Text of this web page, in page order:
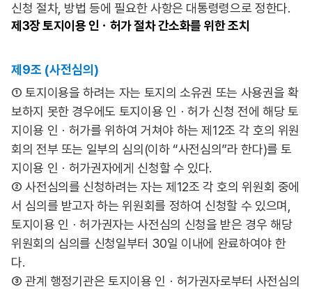
신청 절차, 방법 등에 필요한 사항은 대통령령으로 정한다.
제3장토지이용 인ㆍ허가 절차 간소화를 위한 조치
제9조 (사전심의)
① 토지이용을 하려는 자는 토지의 소유권 또는 사용권을 확
보하지 못한 경우에도 토지이용 인ㆍ허가 신청 전에 해당 토
지이용 인ㆍ허가를 위하여 거쳐야 하는 제12조 각 호의 위원
회의 전부 또는 일부의 심의(이하 “사전심의”라 한다)를 토
지이용 인ㆍ허가권자에게 신청할 수 있다.
② 사전심의를 신청하려는 자는 제12조 각 호의 위원회 중에
서 심의를 받고자 하는 위원회를 정하여 신청할 수 있으며,
토지이용 인ㆍ허가권자는 사전심의 신청을 받은 경우 해당
위원회의 심의를 신청일부터 30일 이내에 완료하여야 한
다.
③ 관계 행정기관은 토지이용 인ㆍ허가권자로부터 사전심의